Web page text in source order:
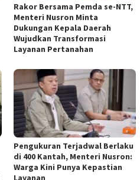
Rakor Bersama Pemda se-NTT,
Menteri Nusron Minta
Dukungan Kepala Daerah
Wujudkan Transformasi
Layanan Pertanahan
Pengukuran Terjadwal Berlaku
di 400 Kantah, Menteri Nusron:
Warga Kini Punya Kepastian
Layanan